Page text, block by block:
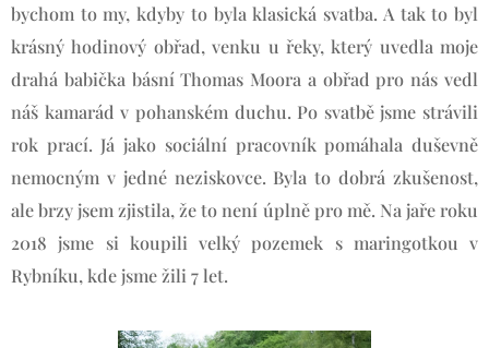
bychom to my, kdyby to byla klasická svatba. A tak to byl
krásný hodinový obřad, venku u řeky, který uvedla moje
drahá babička básní Thomas Moora a obřad pro nás vedl
náš kamarád v pohanském duchu. Po svatbě jsme strávili
rok prací. Já jako sociální pracovník pomáhala duševně
nemocným v jedné neziskovce. Byla to dobrá zkušenost,
ale brzy jsem zjistila, že to není úplně pro mě. Na jaře roku
2018 jsme si koupili velký pozemek s maringotkou v
Rybníku, kde jsme žili 7 let.